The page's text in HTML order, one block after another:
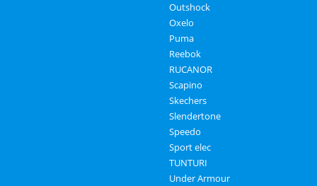
Outshock
Oxelo
Puma
Reebok
RUCANOR
Scapino
Skechers
Slendertone
Speedo
Sport elec
TUNTURI
Under Armour